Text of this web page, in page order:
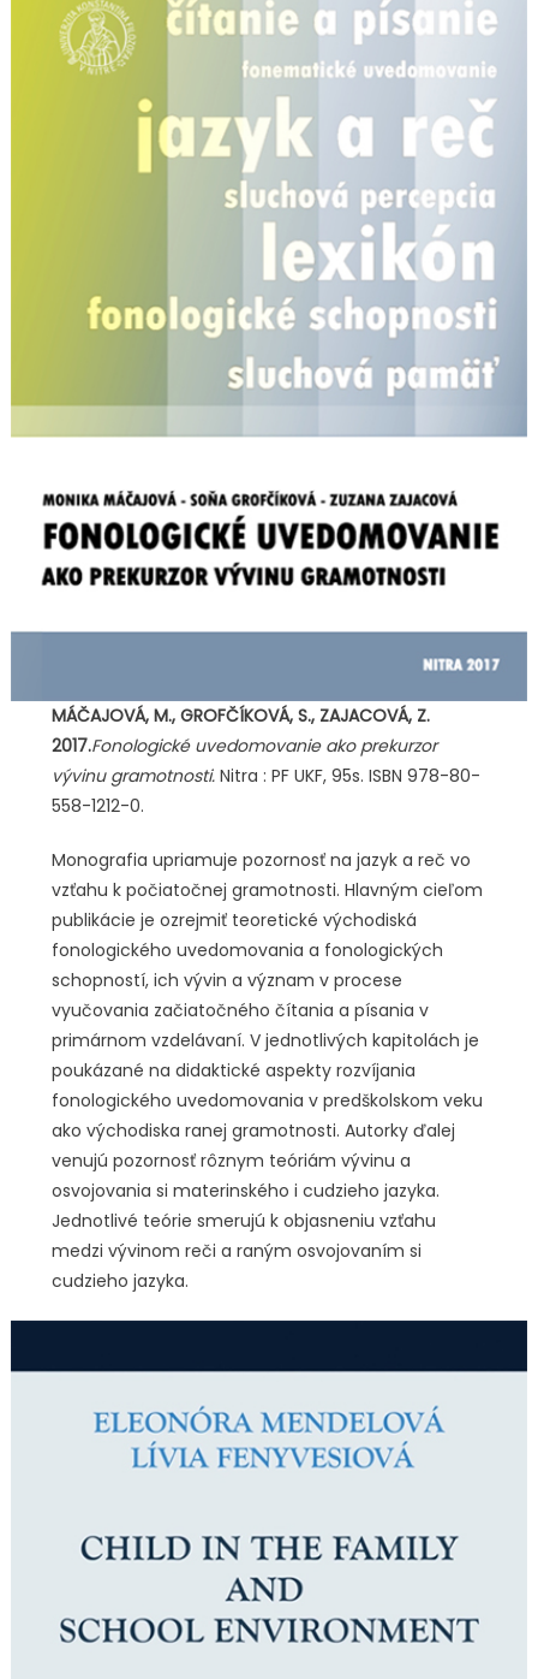
MÁČAJOVÁ, M., GROFČÍKOVÁ, S., ZAJACOVÁ, Z.
2017.Fonologické uvedomovanie ako prekurzor
vývinu gramotnosti. Nitra : PF UKF, 95s. ISBN 978-80-
558-1212-0.
Monografia upriamuje pozornosť na jazyk a reč vo
vzťahu k počiatočnej gramotnosti. Hlavným cieľom
publikácie je ozrejmiť teoretické východiská
fonologického uvedomovania a fonologických
schopností, ich vývin a význam v procese
vyučovania začiatočného čítania a písania v
primárnom vzdelávaní. V jednotlivých kapitolách je
poukázané na didaktické aspekty rozvíjania
fonologického uvedomovania v predškolskom veku
ako východiska ranej gramotnosti. Autorky ďalej
venujú pozornosť rôznym teóriám vývinu a
osvojovania si materinského i cudzieho jazyka.
Jednotlivé teórie smerujú k objasneniu vzťahu
medzi vývinom reči a raným osvojovaním si
cudzieho jazyka.